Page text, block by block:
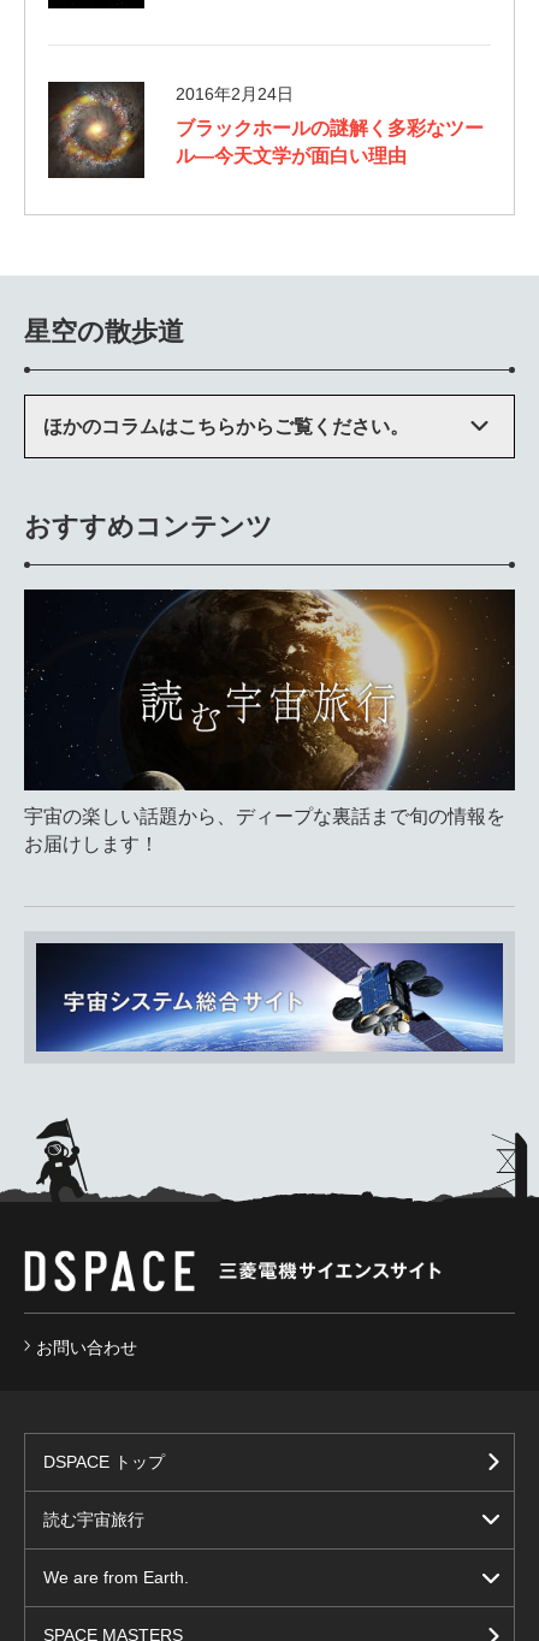
2016年2月24日
ブラックホールの謎解く多彩なツー
ル—今天文学が面白い理由
星空の散歩道
ほかのコラムはこちらからご覧ください。
おすすめコンテンツ
宇宙の楽しい話題から、ディープな裏話まで旬の情報を
お届けします！
お問い合わせ
DSPACE トップ
読む宇宙旅行
We are from Earth.
SPACE MASTERS